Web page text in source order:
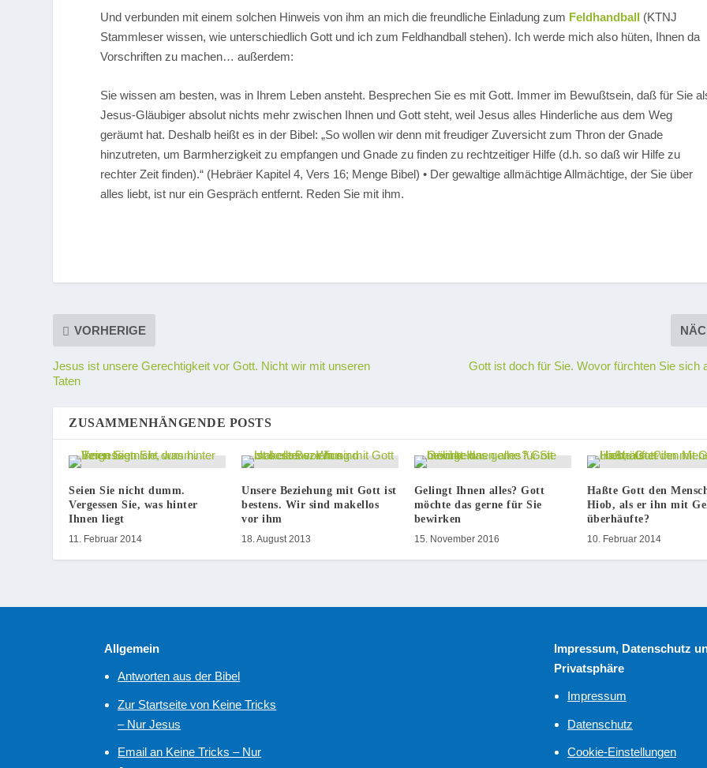
Und verbunden mit einem solchen Hinweis von ihm an mich die freundliche Einladung zum Feldhandball (KTNJ
Stammleser wissen, wie unterschiedlich Gott und ich zum Feldhandball stehen). Ich werde mich also hüten, Ihnen da
Vorschriften zu machen… außerdem:
Sie wissen am besten, was in Ihrem Leben ansteht. Besprechen Sie es mit Gott. Immer im Bewußtsein, daß für Sie
Jesus-Gläubiger absolut nichts mehr zwischen Ihnen und Gott steht, weil Jesus alles Hinderliche aus dem Weg
geräumt hat. Deshalb heißt es in der Bibel:„So wollen wir denn mit freudiger Zuversicht zum Thron der Gnade
hinzutreten, um Barmherzigkeit zu empfangen und Gnade zu finden zu rechtzeitiger Hilfe (d.h. so daß wir Hilfe zu
rechter Zeit finden).“ (Hebräer Kapitel 4, Vers 16; Menge Bibel) • Der gewaltige allmächtige Allmächtige, der Sie über
alles liebt, ist nur ein Gespräch entfernt. Reden Sie mit ihm.
VORHERIGE
Jesus ist unsere Gerechtigkeit vor Gott. Nicht wir mit unseren
Taten
Gott ist doch für Sie. Wovor fürchten Sie sich
ZUSAMMENHÄNGENDE POSTS
Seien Sie nicht dumm.
Vergessen Sie, was hinter
Ihnen liegt
11. Februar 2014
Unsere Beziehung mit Gott ist
bestens. Wir sind makellos
vor ihm
18. August 2013
Gelingt Ihnen alles? Gott
möchte das gerne für Sie
bewirken
15. November 2016
Haßte Gott den
Hiob, als er ihn mit
überhäufte?
10. Februar 2014
Allgemein
Antworten aus der Bibel
Zur Startseite von Keine Tricks
– Nur Jesus
Email an Keine Tricks – Nur
Impressum, Datenschutz
Privatsphäre
Impressum
Datenschutz
Cookie-Einstellungen